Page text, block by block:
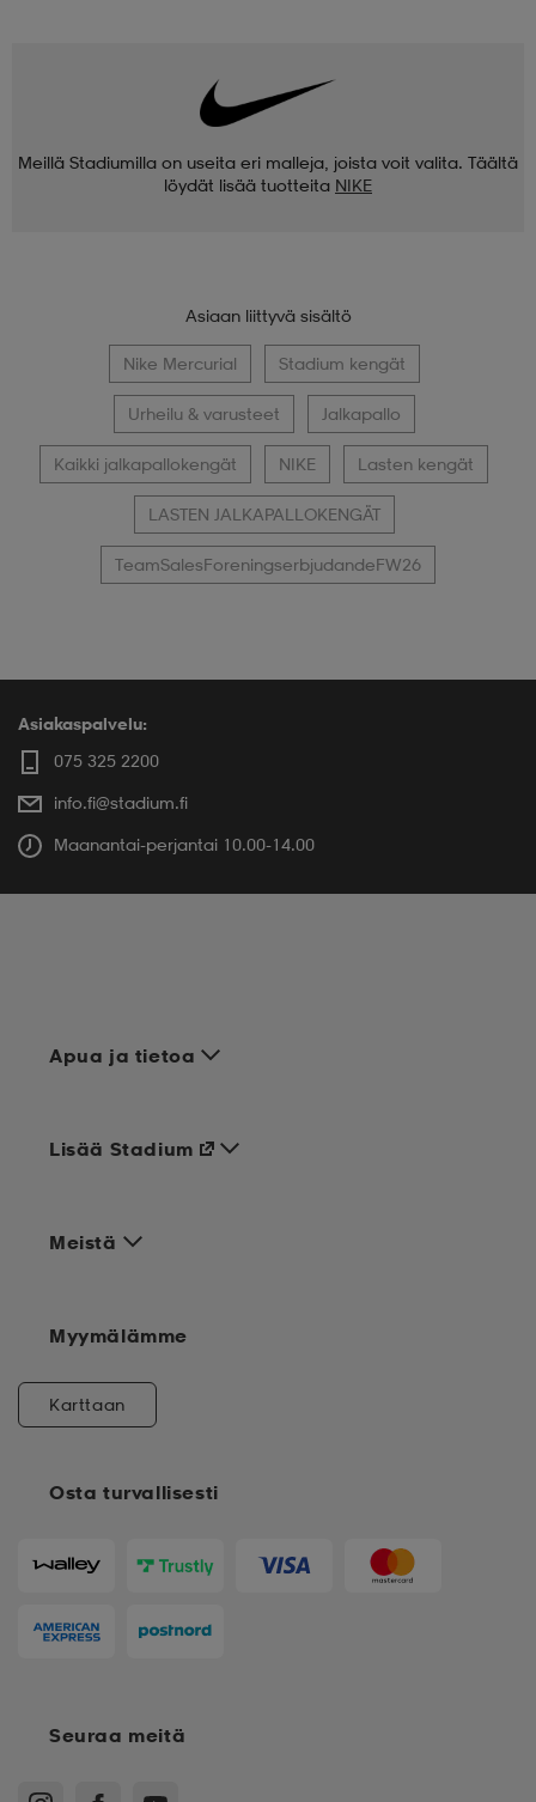
Meillä Stadiumilla on useita eri malleja, joista voit valita. Täältä
löydät lisää tuotteita NIKE
Asiaan liittyvä sisältö
Nike Mercurial Stadium kengät
Urheilu & varusteet Jalkapallo
Kaikki jalkapallokengät NIKE Lasten kengät
LASTEN JALKAPALLOKENGÄT
TeamSalesForeningserbjudandeFW26
Asiakaspalvelu:
075 325 2200
info.fi@stadium.fi
Maanantai-perjantai 10.00-14.00
Apua ja tietoa
Meistä
Osta turvallisesti
Lisää Stadium
Myymälämme
Karttaan
Seuraa meitä